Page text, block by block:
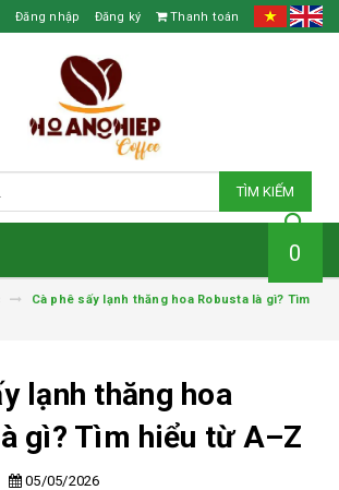
Đăng nhập Đăng ký Thanh toán
TÌM KIẾM
0
Cà phê sấy lạnh thăng hoa Robusta là gì? Tìm
lạnh thăng hoa
gì? Tìm hiểu từ A–Z
05/05/2026